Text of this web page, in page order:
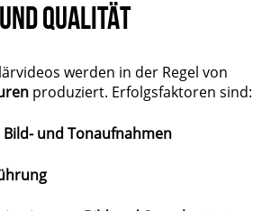
QUALITÄT
werden in der Regel von
produziert. Erfolgsfaktoren sind:
und Tonaufnahmen